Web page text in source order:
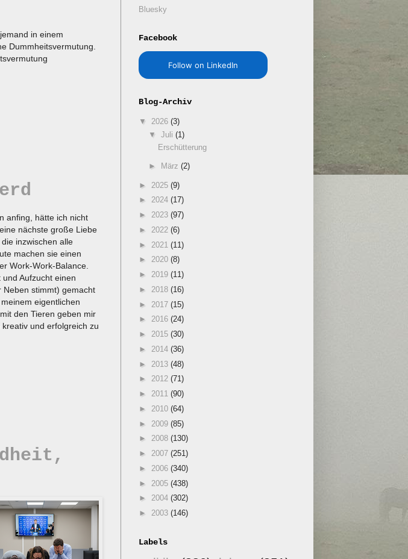
in einem
Dummheitsvermutung.
anfing, hätte ich nicht
nächste große Liebe
inzwischen alle
machen sie einen
Work-Work-Balance.
Aufzucht einen
Neben stimmt) gemacht
eigentlichen
den Tieren geben mir
und erfolgreich zu
Bluesky
Facebook
Follow on LinkedIn
Blog-Archiv
▼ 2026 (3)
▼ Juli (1)
Erschütterung
► März (2)
► 2025 (9)
► 2024 (17)
► 2023 (97)
► 2022 (6)
► 2021 (11)
► 2020 (8)
► 2019 (11)
► 2018 (16)
► 2017 (15)
► 2016 (24)
► 2015 (30)
► 2014 (36)
► 2013 (48)
► 2012 (71)
► 2011 (90)
► 2010 (64)
► 2009 (85)
► 2008 (130)
► 2007 (251)
► 2006 (340)
► 2005 (438)
► 2004 (302)
► 2003 (146)
Labels